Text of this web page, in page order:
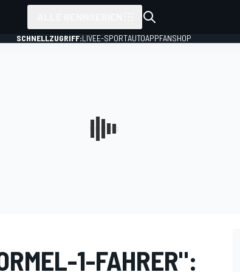
SCHNELLZUGRIFF:LIVEE-SPORTAUTOAPPFANSHOP
1-FAHRER":